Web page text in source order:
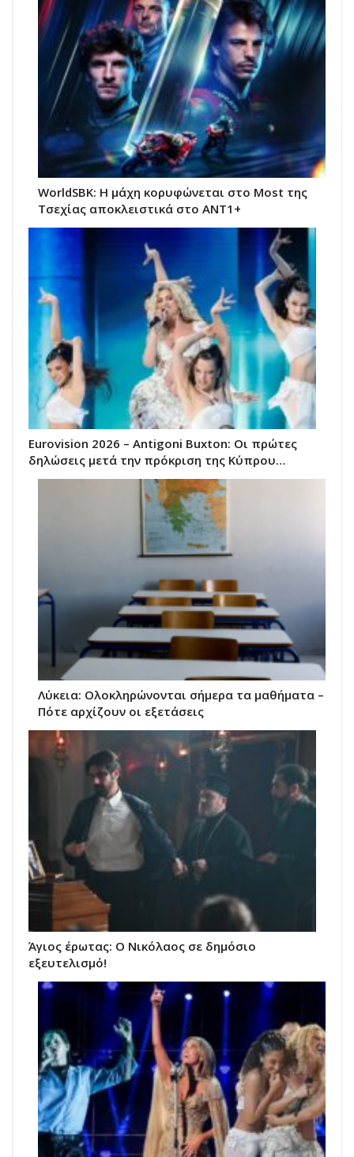
WorldSBK: Η μάχη κορυφώνεται στο Most της
Τσεχίας αποκλειστικά στο ΑΝΤ1+
Eurovision 2026 – Antigoni Buxton: Οι πρώτες
δηλώσεις μετά την πρόκριση της Κύπρου…
Λύκεια: Ολοκληρώνονται σήμερα τα μαθήματα –
Πότε αρχίζουν οι εξετάσεις
Άγιος έρωτας: Ο Νικόλαος σε δημόσιο
εξευτελισμό!